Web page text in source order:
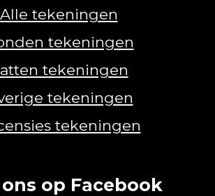
Alle tekeningen
tekeningen
tekeningen
tekeningen
tekeningen
op Facebook